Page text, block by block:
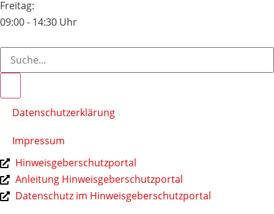
Freitag:
09:00 - 14:30 Uhr
Datenschutzerklärung
Impressum
Hinweisgeberschutzportal
Anleitung Hinweisgeberschutzportal
Datenschutz im Hinweisgeberschutzportal